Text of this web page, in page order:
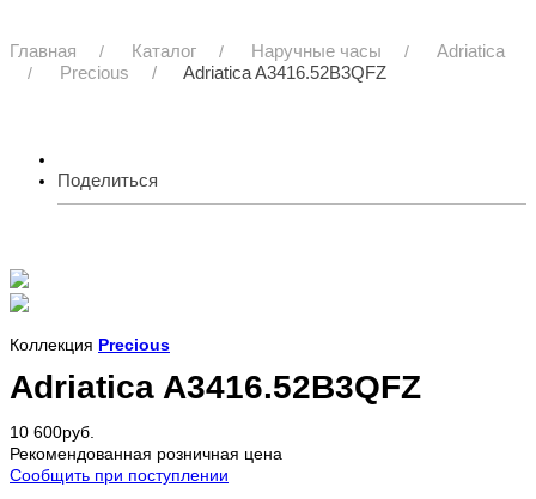
Главная Каталог Наручные часы
Adriatica
Precious
Adriatica A3416.52B3QFZ
Поделиться
Коллекция Precious
Adriatica A3416.52B3QFZ
10 600руб.
Рекомендованная розничная цена
Сообщить при поступлении